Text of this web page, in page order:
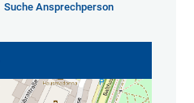
Suche Ansprechperson